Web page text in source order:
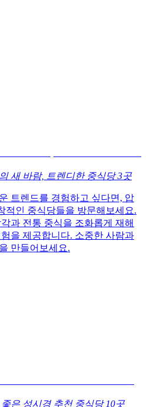
새 바람, 트렌디한 중식당 3곳
트렌드를 경험하고 싶다면, 압
적인 중식당들을 방문해보세요.
과 전통 중식을 조화롭게 재해
을 제공합니다. 소중한 사람과
만들어보세요.
은 성시경 추천 중식당 10곳